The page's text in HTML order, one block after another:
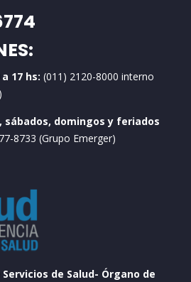
17 hs: (011) 2120-8000 interno
sábados, domingos y feriados
8733 (Grupo Emerger)
de Salud- Órgano de